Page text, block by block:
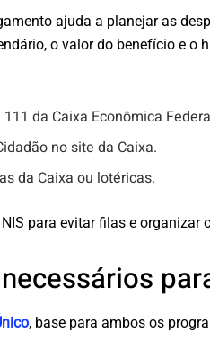
ajuda a planejar as
o valor do benefício e o
da Caixa Econômica
no site da Caixa.
da Caixa ou lotéricas.
para evitar filas e organizar
, base para ambos os